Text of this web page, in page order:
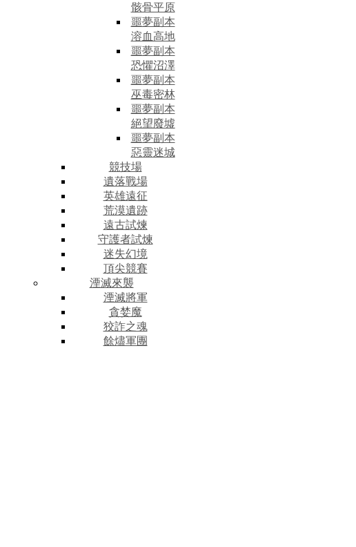
骸骨平原
噩夢副本
溶血高地
噩夢副本
恐懼沼澤
噩夢副本
巫毒密林
噩夢副本
絕望廢墟
噩夢副本
惡靈迷城
競技場
遺落戰場
英雄遠征
荒漠遺跡
遠古試煉
守護者試煉
迷失幻境
頂尖競賽
湮滅來襲
湮滅將軍
貪婪魔
狡詐之魂
餘燼軍團